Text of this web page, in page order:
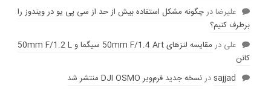
عليرضادرچگونه مشکل استفاده بیش از حد از سی پی یو در ویندوز را
برطرف کنیم؟
علی در
مقایسه لنز‌های 50mm F/1.4 Art سیگما و 50mm F/1.2 L
کانن
sajjadدرنسخه جدید فرم‌ویر DJI OSMO منتشر شد